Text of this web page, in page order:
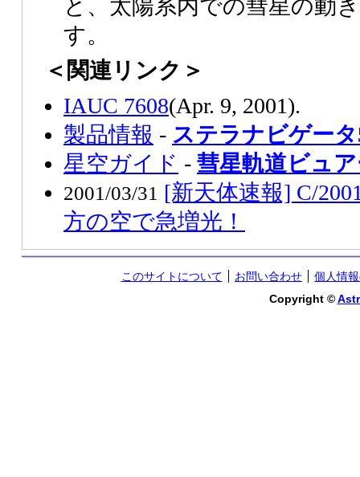
と、太陽系内での彗星の動
す。
＜関連リンク＞
IAUC 7608(Apr. 9, 2001).
製品情報 - ステラナビゲー
星空ガイド - 彗星軌道ビュ
2001/03/31 [新天体速報] C/
方の空で急増光！
このサイトについて お問い合わせ
個人情
Copyright ©